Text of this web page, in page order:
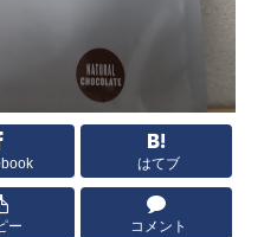
はてブ
ー コメント